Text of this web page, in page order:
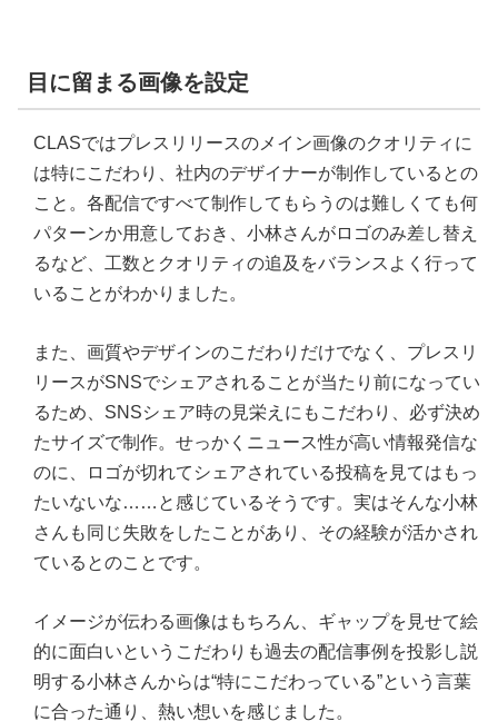
目に留まる画像を設定
CLASではプレスリリースのメイン画像のクオリティに
は特にこだわり、社内のデザイナーが制作しているとの
こと。各配信ですべて制作してもらうのは難しくても何
パターンか用意しておき、小林さんがロゴのみ差し替え
るなど、工数とクオリティの追及をバランスよく行って
いることがわかりました。
また、画質やデザインのこだわりだけでなく、プレスリ
リースがSNSでシェアされることが当たり前になってい
るため、SNSシェア時の見栄えにもこだわり、必ず決め
たサイズで制作。せっかくニュース性が高い情報発信な
のに、ロゴが切れてシェアされている投稿を見てはもっ
たいないな……と感じているそうです。実はそんな小林
さんも同じ失敗をしたことがあり、その経験が活かされ
ているとのことです。
イメージが伝わる画像はもちろん、ギャップを見せて絵
的に面白いというこだわりも過去の配信事例を投影し説
明する小林さんからは“特にこだわっている”という言葉
に合った通り、熱い想いを感じました。